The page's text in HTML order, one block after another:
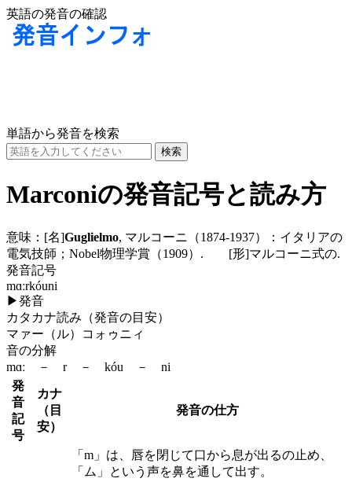
英語の発音の確認
単語から発音を検索
Marconiの発音記号と読み方
意味： [名]Guglielmo, マルコーニ（1874-1937）：イタリアの
電気技師；Nobel物理学賞（1909）. [形]マルコーニ式の.
発音記号
mɑːrkóuni
▶発音
カタカナ読み（発音の目安）
マァー（ル）コォゥニィ
音の分解
mɑː － r － kóu － ni
発
音
記
号
カナ
（目
安）
発音の仕方
「m」は、唇を閉じて口から息が出るの止め、
「ム」という声を鼻を通して出す。